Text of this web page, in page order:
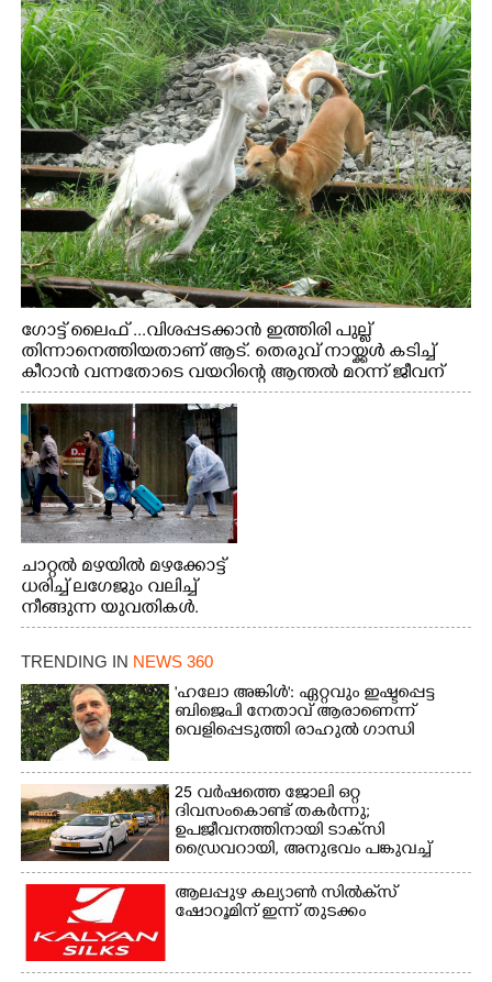
ഗോട്ട് ലൈഫ് ...വിശപ്പടക്കാൻ ഇത്തിരി പുല്ല്
തിന്നാനെത്തിയതാണ് ആട്. തെരുവ് നായ്ക്കൾ കടിച്ച്
കീറാൻ വന്നതോടെ വയറിന്റെ ആന്തൽ മറന്ന് ജീവന്
വേണ്ടിയായി ഓട്ടം. എറണാകുളം വാത്തുരുത്തിയിൽ
നിന്നുള്ള കാഴ്ച
ചാറ്റൽ മഴയിൽ മഴക്കോട്ട്
ധരിച്ച് ലഗേജും വലിച്ച്
നീങ്ങുന്ന യുവതികൾ.
എറണാകുളം മേനകയിൽ
നിന്നുള്ള കാഴ്ച
TRENDING IN NEWS 360
'ഹലോ അങ്കിൾ': ഏറ്റവും ഇഷ്ടപ്പെട്ട
ബിജെപി നേതാവ് ആരാണെന്ന്
വെളിപ്പെടുത്തി രാഹുൽ ഗാന്ധി
25 വർഷത്തെ ജോലി ഒറ്റ
ദിവസംകൊണ്ട് തകർന്നു;
ഉപജീവനത്തിനായി ടാക്‌സി
ഡ്രൈവറായി,​ അനുഭവം പങ്കുവച്ച്
യുവതി
ആലപ്പുഴ കല്യാൺ സിൽക്‌സ്
ഷോറൂമിന് ഇന്ന് തുടക്കം